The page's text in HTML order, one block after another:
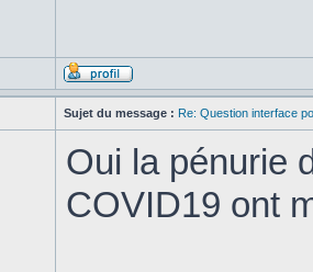
Sujet du message : Re: Question interface
Oui la pénurie
COVID19 ont